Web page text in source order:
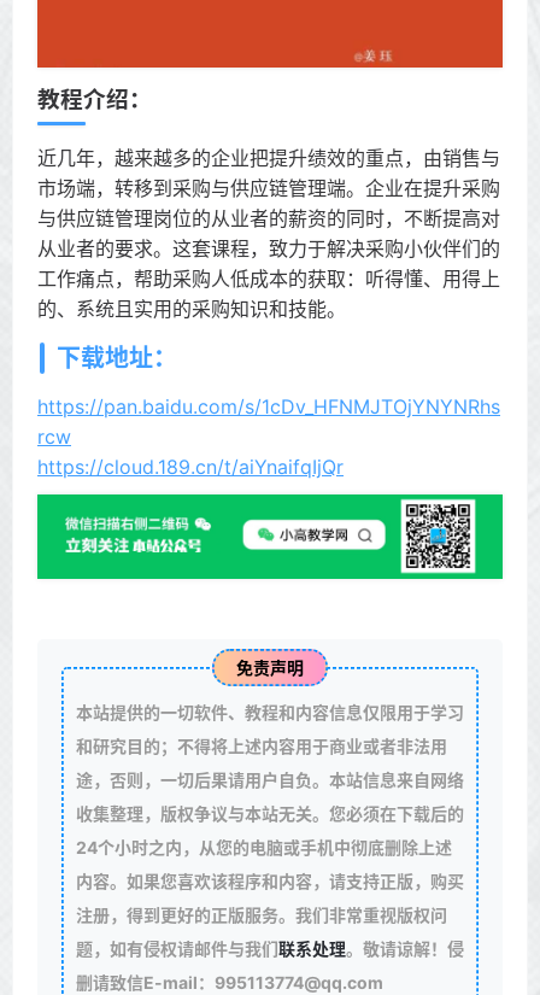
教程介绍：
近几年，越来越多的企业把提升绩效的重点，由销售与
市场端，转移到采购与供应链管理端。企业在提升采购
与供应链管理岗位的从业者的薪资的同时，不断提高对
从业者的要求。这套课程，致力于解决采购小伙伴们的
工作痛点，帮助采购人低成本的获取：听得懂、用得上
的、系统且实用的采购知识和技能。
下载地址：
https://pan.baidu.com/s/1cDv_HFNMJTOjYNYNRhs
rcw
https://cloud.189.cn/t/aiYnaifqIjQr
免责声明
本站提供的一切软件、教程和内容信息仅限用于学习
和研究目的；不得将上述内容用于商业或者非法用
途，否则，一切后果请用户自负。本站信息来自网络
收集整理，版权争议与本站无关。您必须在下载后的
24个小时之内，从您的电脑或手机中彻底删除上述
内容。如果您喜欢该程序和内容，请支持正版，购买
注册，得到更好的正版服务。我们非常重视版权问
题，如有侵权请邮件与我们联系处理。敬请谅解！侵
删请致信E-mail：995113774@qq.com